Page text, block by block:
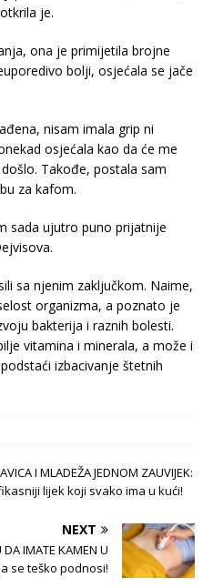
je.
ona je primijetila brojne
bolji, osjećala se jače
nisam imala grip ni
osjećala kao da će me
Takođe, postala sam
za kafom.
sada ujutro puno prijatnije
sa njenim zaključkom. Naime,
organizma, a poznato je
bakterija i raznih bolesti.
vitamina i minerala, a može i
izbacivanje štetnih
I MLADEŽA JEDNOM ZAUVIJEK:
lijek koji svako ima u kući!
NEXT
IMATE KAMEN U
se teško podnosi!